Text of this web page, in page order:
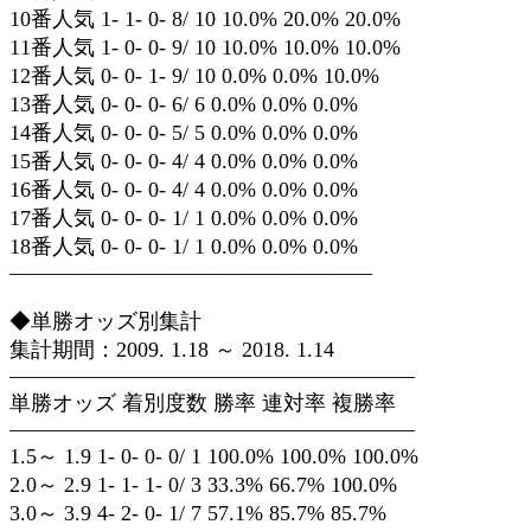
10番人気 1- 1- 0- 8/ 10 10.0% 20.0% 20.0%
11番人気 1- 0- 0- 9/ 10 10.0% 10.0% 10.0%
12番人気 0- 0- 1- 9/ 10 0.0% 0.0% 10.0%
13番人気 0- 0- 0- 6/ 6 0.0% 0.0% 0.0%
14番人気 0- 0- 0- 5/ 5 0.0% 0.0% 0.0%
15番人気 0- 0- 0- 4/ 4 0.0% 0.0% 0.0%
16番人気 0- 0- 0- 4/ 4 0.0% 0.0% 0.0%
17番人気 0- 0- 0- 1/ 1 0.0% 0.0% 0.0%
18番人気 0- 0- 0- 1/ 1 0.0% 0.0% 0.0%
—————————————————
◆単勝オッズ別集計
集計期間：2009. 1.18 ～ 2018. 1.14
———————————————————
単勝オッズ 着別度数 勝率 連対率 複勝率
———————————————————
1.5～ 1.9 1- 0- 0- 0/ 1 100.0% 100.0% 100.0%
2.0～ 2.9 1- 1- 1- 0/ 3 33.3% 66.7% 100.0%
3.0～ 3.9 4- 2- 0- 1/ 7 57.1% 85.7% 85.7%